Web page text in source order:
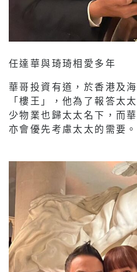
任達華與琦琦相愛多年
華哥投資有道，於香港及
「樓王」，他為了報答太
少物業也歸太太名下，而
亦會優先考慮太太的需要。